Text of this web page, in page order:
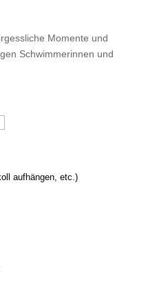
Momente und
Schwimmerinnen und
aufhängen, etc.)